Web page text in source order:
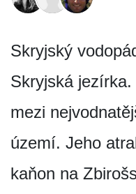
Skryjský
Skryjská
mezi
území. Jeho
kaňon na